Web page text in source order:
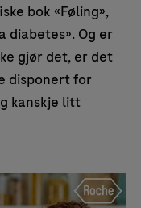
bok «Føling»,
diabetes». Og er
gjør det, er det
disponert for
kanskje litt